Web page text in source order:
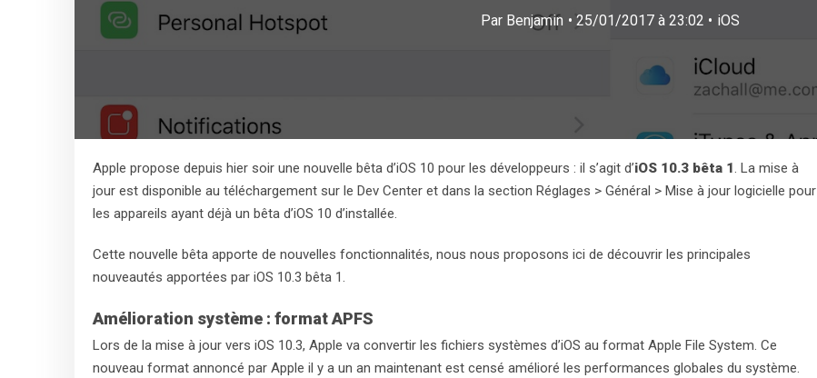
Par Benjamin • 25/01/2017 à 23:02 • iOS
Apple propose depuis hier soir une nouvelle bêta d’iOS 10 pour les développeurs : il s’agit d’iOS 10.3 bêta 1. La mise à
jour est disponible au téléchargement sur le Dev Center et dans la section Réglages > Général > Mise à jour logicielle pour
les appareils ayant déjà un bêta d’iOS 10 d’installée.
Cette nouvelle bêta apporte de nouvelles fonctionnalités, nous nous proposons ici de découvrir les principales
nouveautés apportées par iOS 10.3 bêta 1.
Amélioration système : format APFS
Lors de la mise à jour vers iOS 10.3, Apple va convertir les fichiers systèmes d’iOS au format Apple File System. Ce
nouveau format annoncé par Apple il y a un an maintenant est censé amélioré les performances globales du système.